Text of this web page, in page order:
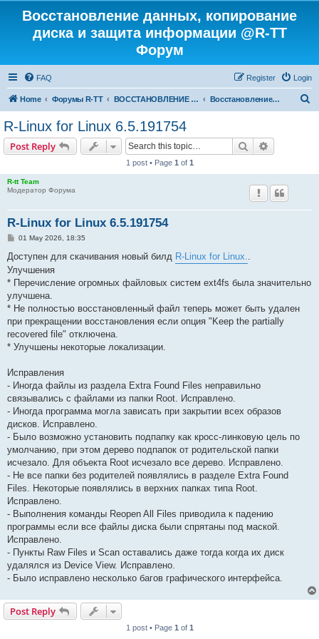
Восстановление данных, копирование
диска и защита информации @R-TT
Форум
FAQ Login
Register
Home Форумы R-TT ВОССТАНОВЛЕНИЕ ДАННЫХ И УДАЛЕННЫХ ФАЙЛОВ Восстановление Удаленных Файлов
R-Linux for Linux 6.5.191754
Post Reply Search
1 post • Page 1 of 1
R-tt Team
Модератор Форума
R-Linux for Linux 6.5.191754
P
s
01 May 2026, 18:35
Доступен для скачивания новый билд R-Linux for Linux..
Улучшения
* Перечисление огромных файловых систем ext4fs была значительно
улучшена.
* Не полностью восстановленный файл теперь может быть удален
при прекращении восстановления если опция "Keep the partially
recovered file" отключена.
* Улучшены некоторые локализации.
Исправления
- Иногда файлы из раздела Extra Found Files неправильно
связывались с файлами из папки Root. Исправлено.
- Иногда программа могла зависать при закрытии всех образов
дисков. Исправлено.
- Было возможно установить подпапку как кросс-линковую цель по
умолчанию, при этом дерево подпапок от родительской папки
исчезало. Для объекта Root исчезало все дерево. Исправлено.
- Не все папки без родителей появлялись в разделе Extra Found
Files. Некоторые появлялись в верхних папках типа Root.
Исправлено.
- Выполнения команды Reopen All Files приводила к падению
программы если все файлы диска были спрятаны под маской.
Исправлено.
- Пункты Raw Files и Scan оставались даже тогда когда их диск
удалялся из Device View. Исправлено.
- Было исправлено несколько багов графического интерфейса.
Post Reply
1 post • Page 1 of 1